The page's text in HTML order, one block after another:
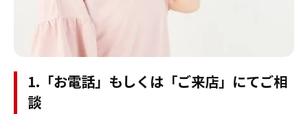
1.「お電話」もしくは「ご来店」にてご相
談